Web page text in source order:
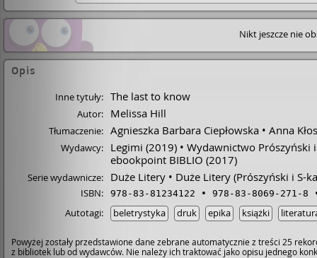
Nikt jeszcze nie
Opis
Inne tytuły: The last to know
Autor: Melissa Hill
Tłumaczenie: Agnieszka Barbara Ciepłowska Anna
Wydawcy: Legimi (2019)
Wydawnictwo Prószyński i
ebookpoint BIBLIO (2017)
Serie wydawnicze: Duże Litery Duże Litery (Prószyński i S-
ISBN: 978-83-81234122 978-83-8069-271-8
Autotagi: beletrystyka druk epika książki
Powyżej zostały przedstawione dane zebrane automatycznie z treści 25
z bibliotek lub od wydawców. Nie należy ich traktować jako opisu jednego